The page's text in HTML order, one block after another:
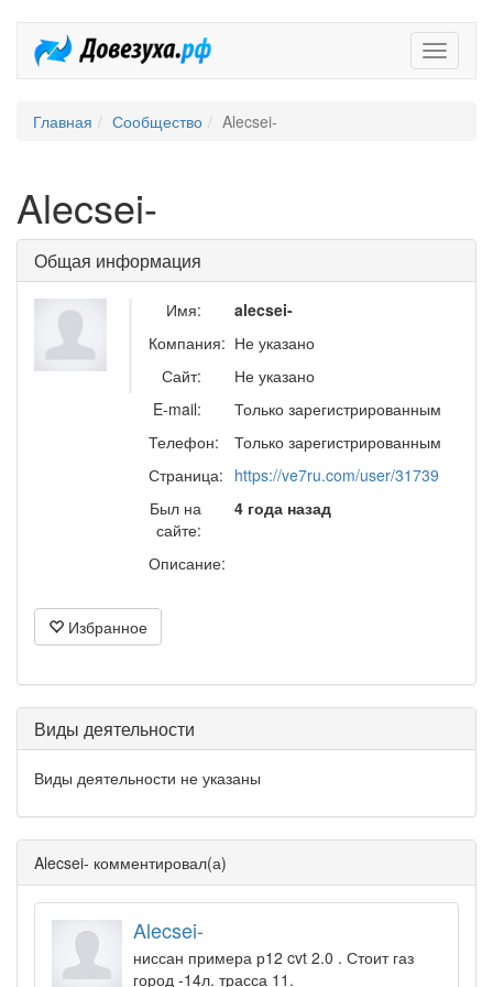
Главная Сообщество Alecsei-
Alecsei-
Общая информация
Имя:
alecsei-
Компания: Не указано
Сайт:
Не указано
E-mail:
Только зарегистрированным
Телефон:
Только зарегистрированным
Страница: https://ve7ru.com/user/31739
Был на
сайте:
4 года назад
Описание:
Избранное
Виды деятельности
Виды деятельности не указаны
Alecsei- комментировал(а)
Alecsei-
ниссан примера р12 cvt 2.0 . Стоит газ
город -14л. трасса 11.